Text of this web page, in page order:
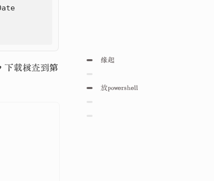
下载核查到第
缘起
放powershell